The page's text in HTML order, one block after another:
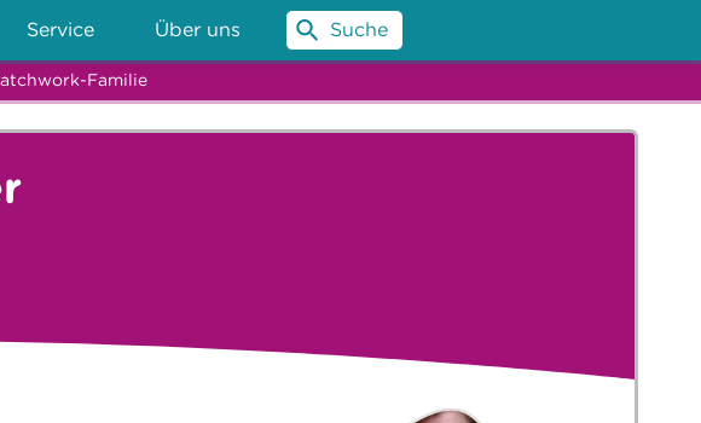
Service Über uns Suche
Familie